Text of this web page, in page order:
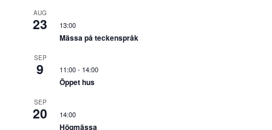
AUG
23 13:00
Mässa på teckenspråk
SEP
9 11:00- 14:00
Öppet hus
SEP
20 14:00
Högmässa